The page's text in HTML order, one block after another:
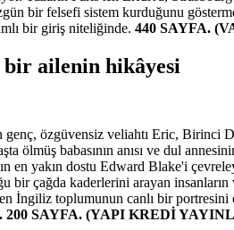
bir felsefi sistem kurduğunu
bir giriş niteliğinde. 440 SAYFA.
bir ailenin hikâyesi
genç, özgüvensiz veliahtı Eric, Birinci
ölmüş babasının anısı ve dul
en yakın dostu Edward Blake'i
çağda kaderlerini arayan
İngiliz toplumunun canlı bir
200 SAYFA. (YAPI KREDİ